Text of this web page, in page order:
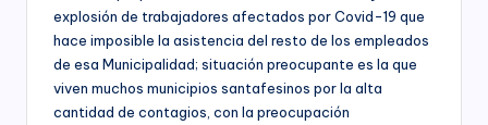
explosión de trabajadores afectados por Covid-19 que
hace imposible la asistencia del resto de los empleados
de esa Municipalidad; situación preocupante es la que
viven muchos municipios santafesinos por la alta
cantidad de contagios, con la preocupación